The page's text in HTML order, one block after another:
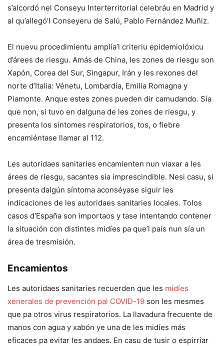
s’alcordó nel Conseyu Interterritorial celebráu en Madrid y
al qu’allegó’l Conseyeru de Salú, Pablo Fernández Muñiz.
El nuevu procedimientu amplía’l criteriu epidemiolóxicu
d’árees de riesgu. Amás de China, les zones de riesgu son
Xapón, Corea del Sur, Singapur, Irán y les rexones del
norte d’Italia: Vénetu, Lombardía, Emilia Romagna y
Piamonte. Anque estes zones pueden dir camudando. Sía
que non, si tuvo en dalguna de les zones de riesgu, y
presenta los síntomes respiratorios, tos, o fiebre
encamiéntase llamar al 112.
Les autoridaes sanitaries encamienten nun viaxar a les
árees de riesgu, sacantes sía imprescindible. Nesi casu, si
presenta dalgún síntoma aconséyase siguir les
indicaciones de les autoridaes sanitaries locales. Tolos
casos d’España son importaos y tase intentando contener
la situación con distintes midíes pa que’l país nun sía un
área de tresmisión.
Encamientos
Les autoridaes sanitaries recuerden que les midíes
xenerales de prevención pal COVID-19 son les mesmes
que pa otros virus respiratorios. La llavadura frecuente de
manos con agua y xabón ye una de les midíes más
eficaces pa evitar les andaes. En casu de tusir o espirriar